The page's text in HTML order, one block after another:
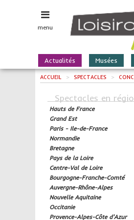
menu
Actualités Musées
ACCUEIL > SPECTACLES >
Spectacles en
Hauts de France
Grand Est
Paris - Ile-de-France
Normandie
Bretagne
Pays de la Loire
Centre-Val de Loire
Bourgogne-Franche-Comté
Auvergne-Rhône-Alpes
Nouvelle Aquitaine
Occitanie
Provence-Alpes-Côte d'Azur